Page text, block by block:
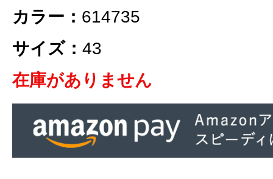
カラー： 614735
サイズ： 43
在庫がありません